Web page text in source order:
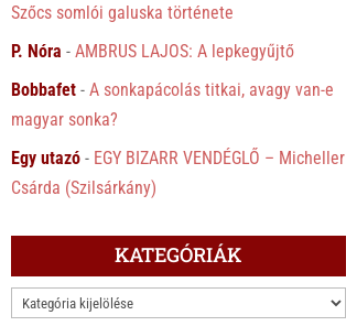
Szőcs somlói galuska története
P. Nóra -AMBRUS LAJOS: A lepkegyűjtő
Bobbafet -A sonkapácolás titkai, avagy van-e
magyar sonka?
Egy utazó - EGY BIZARR VENDÉGLŐ – Micheller
Csárda (Szilsárkány)
KATEGÓRIÁK
KATEGÓRIÁK